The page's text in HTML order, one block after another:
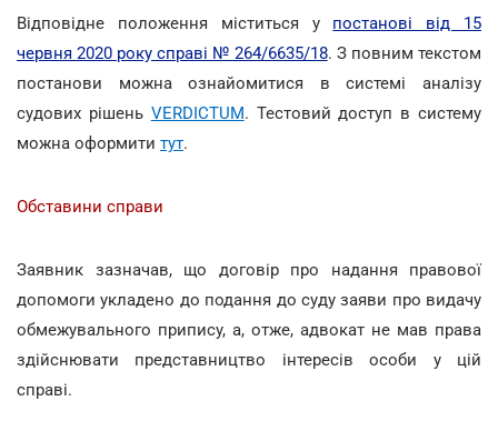
Відповідне положення міститься у постанові від 15
червня 2020 року справі № 264/6635/18. З повним текстом
постанови можна ознайомитися в системі аналізу
судових рішень VERDICTUM. Тестовий доступ в систему
можна оформити тут.
Обставини справи
Заявник зазначав, що договір про надання правової
допомоги укладено до подання до суду заяви про видачу
обмежувального припису, а, отже, адвокат не мав права
здійснювати представництво інтересів особи у цій
справі.